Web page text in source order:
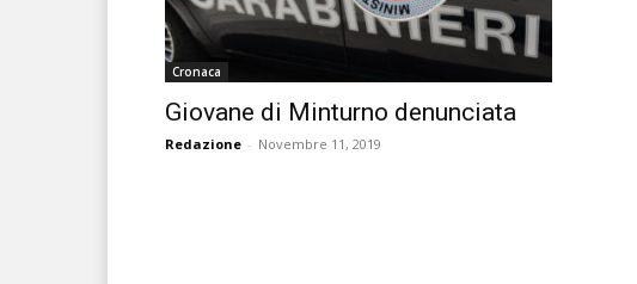
Cronaca
Giovane di Minturno denunciata
Redazione - Novembre 11, 2019